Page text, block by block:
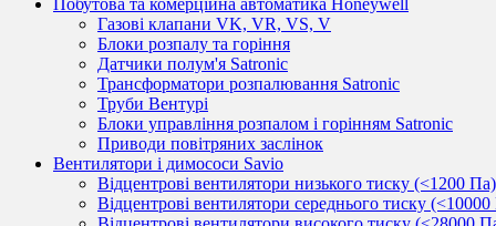
Побутова та комерційна автоматика Honeywell
Газові клапани VK, VR, VS, V
Блоки розпалу та горіння
Датчики полум'я Satronic
Трансформатори розпалювання Satronic
Труби Вентурі
Блоки управління розпалом і горінням Satronic
Приводи повітряних заслінок
Вентилятори і димососи Savio
Відцентрові вентилятори низького тиску (<1200 Па)
Відцентрові вентилятори середнього тиску